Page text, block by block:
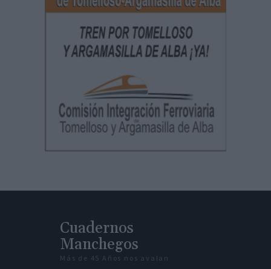
Cuadernos
Manchegos
Más de 45 Años nos avalan